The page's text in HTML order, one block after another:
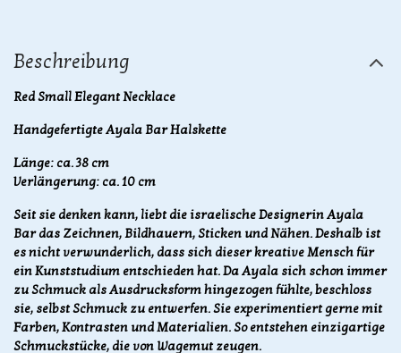
Beschreibung
Red Small Elegant Necklace
HandgefertigteAyala Bar Halskette
Länge: ca. 38 cm
Verlängerung: ca. 10 cm
Seit sie denken kann, liebt die israelische Designerin Ayala
Bar das Zeichnen, Bildhauern, Sticken und Nähen. Deshalb ist
es nicht verwunderlich, dass sich dieser kreative Mensch für
ein Kunststudium entschieden hat. Da Ayala sich schon immer
zu Schmuck als Ausdrucksform hingezogen fühlte, beschloss
sie, selbst Schmuck zu entwerfen. Sie experimentiert gerne mit
Farben, Kontrasten und Materialien. So entstehen einzigartige
Schmuckstücke, die von Wagemut zeugen.